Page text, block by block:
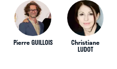
Pierre GUILLOIS Christiane
LUDOT